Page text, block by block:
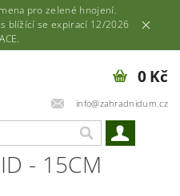
pro zelené hnojení.
blížící se expirací 12/2026
info@zahradnidum.cz
0 Kč
- 15CM